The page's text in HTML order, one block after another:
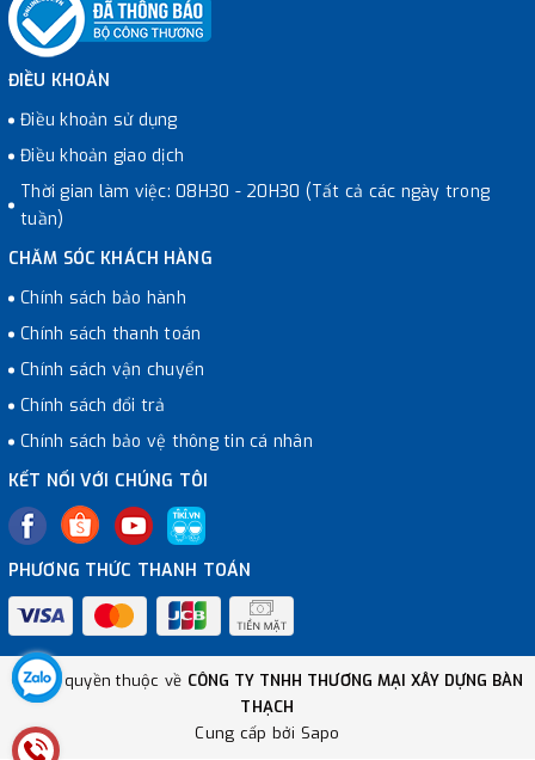
ĐIỀU KHOẢN
Điều khoản sử dụng
Điều khoản giao dịch
Thời gian làm việc: 08H30 - 20H30 (Tất cả các ngày trong
tuần)
CHĂM SÓC KHÁCH HÀNG
Chính sách bảo hành
Chính sách thanh toán
Chính sách vận chuyển
Chính sách đổi trả
Chính sách bảo vệ thông tin cá nhân
KẾT NỐI VỚI CHÚNG TÔI
PHƯƠNG THỨC THANH TOÁN
© Bản quyền thuộc về CÔNG TY TNHH THƯƠNG MẠI XÂY DỰNG BÀN
THẠCH
Cung cấp bởi Sapo